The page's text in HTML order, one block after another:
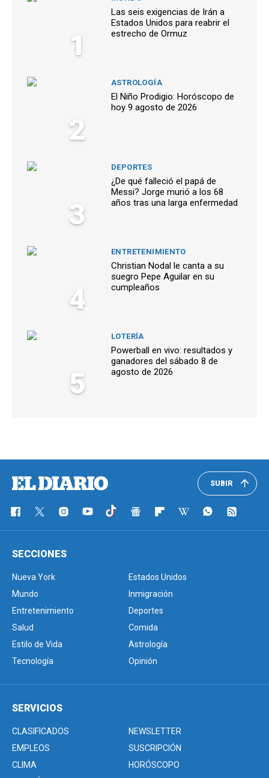
1
Las seis exigencias de Irán a
Estados Unidos para reabrir el
estrecho de Ormuz
2
ASTROLOGÍA
El Niño Prodigio: Horóscopo de
hoy 9 agosto de 2026
3
DEPORTES
¿De qué falleció el papá de
Messi? Jorge murió a los 68
años tras una larga enfermedad
4
ENTRETENIMIENTO
Christian Nodal le canta a su
suegro Pepe Aguilar en su
cumpleaños
5
LOTERÍA
Powerball en vivo: resultados y
ganadores del sábado 8 de
agosto de 2026
SUBIR
SECCIONES
Nueva York
Estados Unidos
Mundo
Inmigración
Entretenimiento
Deportes
Salud
Comida
Estilo de Vida
Astrología
Tecnología
Opinión
SERVICIOS
CLASIFICADOS
NEWSLETTER
EMPLEOS
SUSCRIPCIÓN
CLIMA
HORÓSCOPO